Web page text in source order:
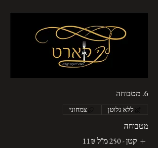
6. מטבוחה
ללא גלוטן צמחוני
מטבוחה
קטן - 250 מ"ל
‏11 ‏₪